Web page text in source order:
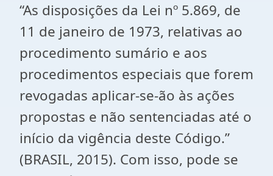
“As disposições da Lei nº 5.869, de
11 de janeiro de 1973, relativas ao
procedimento sumário e aos
procedimentos especiais que forem
revogadas aplicar-se-ão às ações
propostas e não sentenciadas até o
início da vigência deste Código.”
(BRASIL, 2015). Com isso, pode se